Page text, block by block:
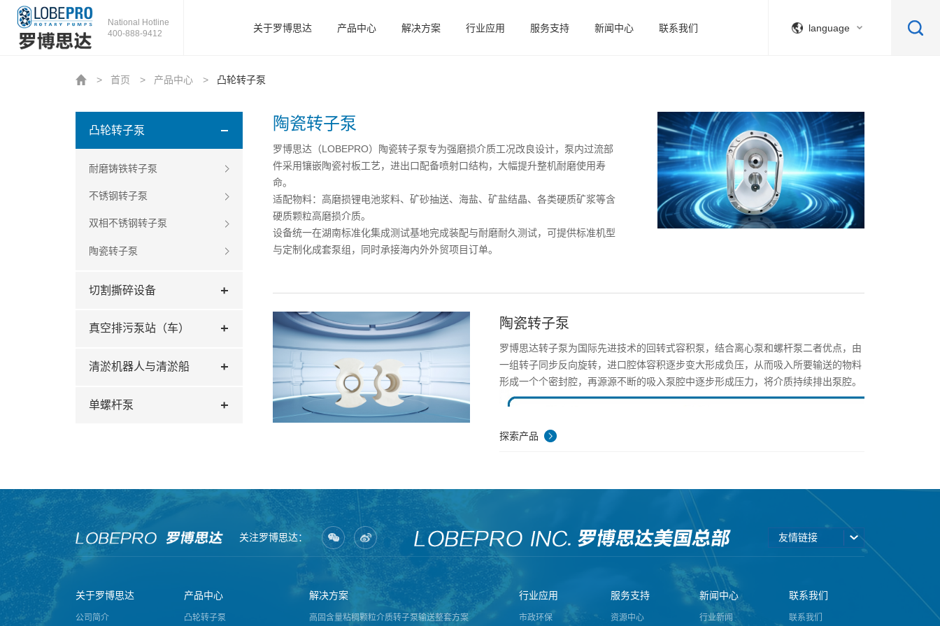
National Hotline
400-888-9412
关于罗博思达 产品中心 解决方案 行业应用 服务支持 新闻中心 联系我们 language
> 首页 > 产品中心 > 凸轮转子泵
凸轮转子泵
耐磨铸铁转子泵
不锈钢转子泵
双相不锈钢转子泵
陶瓷转子泵
切割撕碎设备
真空排污泵站（车）
清淤机器人与清淤船
单螺杆泵
陶瓷转子泵
罗博思达（LOBEPRO）陶瓷转子泵专为强磨损介质工况改良设计，泵内过流部
件采用镶嵌陶瓷衬板工艺，进出口配备喷射口结构，大幅提升整机耐磨使用寿
命。
适配物料：高磨损锂电池浆料、矿砂抽送、海盐、矿盐结晶、各类硬质矿浆等含
硬质颗粒高磨损介质。
设备统一在湖南标准化集成测试基地完成装配与耐磨耐久测试，可提供标准机型
与定制化成套泵组，同时承接海内外外贸项目订单。
陶瓷转子泵
罗博思达转子泵为国际先进技术的回转式容积泵，结合离心泵和螺杆泵二者优点，由
一组转子同步反向旋转，进口腔体容积逐步变大形成负压，从而吸入所要输送的物料
形成一个个密封腔，再源源不断的吸入泵腔中逐步形成压力，将介质持续排出泵腔。
罗博思达转子泵与同行对比的优势：
1. 较强真空抽吸能力，最大自吸8.0米；
探索产品
关注罗博思达： 友情链接
关于罗博思达
公司简介
产品中心
凸轮转子泵
解决方案
高固含量粘稠颗粒介质转子泵输送整套方案
行业应用
市政环保
服务支持
资源中心
新闻中心
行业新闻
联系我们
联系我们